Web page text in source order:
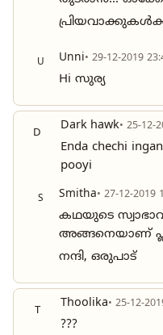
U Unni• 29-12-2019
Hi സുര്യ
D Dark hawk• 25-12-
Enda chechi
pooyi
S Smitha• 27-12-2019
കഥയുടെ
അങ്ങനെയാണ്
നന്ദി, ഒരുപാട്
T Thoolika• 25-12-
???